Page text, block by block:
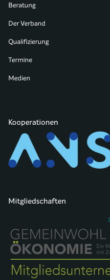
Beratung
Der Verband
Qualifizierung
Termine
Medien
Kooperationen
Mitgliedschaften